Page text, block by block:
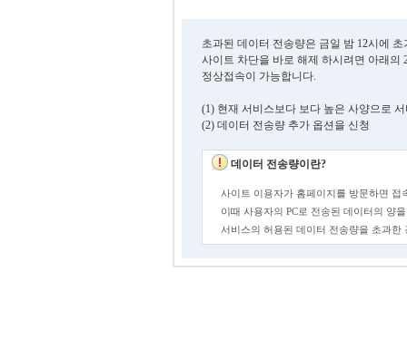
초과된 데이터 전송량은 금일 밤 12시에
사이트 차단을 바로 해제 하시려면 아래의
정상접속이 가능합니다.
(1) 현재 서비스보다 보다 높은 사양으로
(2) 데이터 전송량 추가 옵션을 신청
데이터 전송량이란?
사이트 이용자가 홈페이지를 방문하면 접
이때 사용자의 PC로 전송된 데이터의 양
서비스의 허용된 데이터 전송량을 초과